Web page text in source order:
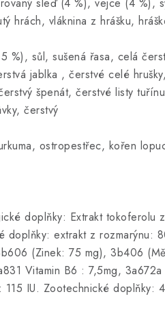
hrách, vláknina z hrášku,
%), sůl, sušená řasa, celá
jablka , čerstvé celé
špenát, čerstvé listy
čerstvý
ostropestřec, kořen
doplňky: Extrakt tokoferolu
doplňky: extrakt z rozmarýnu:
(Zinek: 75 mg), 3b406
Vitamin B6 : 7,5mg,
IU. Zootechnické doplňky: